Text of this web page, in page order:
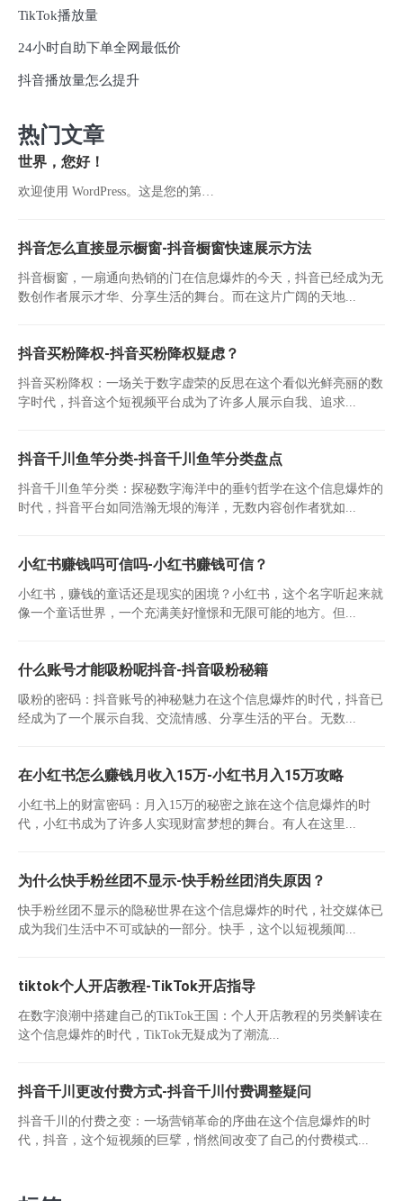
TikTok播放量
24小时自助下单全网最低价
抖音播放量怎么提升
热门文章
世界，您好！
欢迎使用 WordPress。这是您的第…
抖音怎么直接显示橱窗-抖音橱窗快速展示方法
抖音橱窗，一扇通向热销的门在信息爆炸的今天，抖音已经成为无
数创作者展示才华、分享生活的舞台。而在这片广阔的天地...
抖音买粉降权-抖音买粉降权疑虑？
抖音买粉降权：一场关于数字虚荣的反思在这个看似光鲜亮丽的数
字时代，抖音这个短视频平台成为了许多人展示自我、追求...
抖音千川鱼竿分类-抖音千川鱼竿分类盘点
抖音千川鱼竿分类：探秘数字海洋中的垂钓哲学在这个信息爆炸的
时代，抖音平台如同浩瀚无垠的海洋，无数内容创作者犹如...
小红书赚钱吗可信吗-小红书赚钱可信？
小红书，赚钱的童话还是现实的困境？小红书，这个名字听起来就
像一个童话世界，一个充满美好憧憬和无限可能的地方。但...
什么账号才能吸粉呢抖音-抖音吸粉秘籍
吸粉的密码：抖音账号的神秘魅力在这个信息爆炸的时代，抖音已
经成为了一个展示自我、交流情感、分享生活的平台。无数...
在小红书怎么赚钱月收入15万-小红书月入15万攻略
小红书上的财富密码：月入15万的秘密之旅在这个信息爆炸的时
代，小红书成为了许多人实现财富梦想的舞台。有人在这里...
为什么快手粉丝团不显示-快手粉丝团消失原因？
快手粉丝团不显示的隐秘世界在这个信息爆炸的时代，社交媒体已
成为我们生活中不可或缺的一部分。快手，这个以短视频闻...
tiktok个人开店教程-TikTok开店指导
在数字浪潮中搭建自己的TikTok王国：个人开店教程的另类解读在
这个信息爆炸的时代，TikTok无疑成为了潮流...
抖音千川更改付费方式-抖音千川付费调整疑问
抖音千川的付费之变：一场营销革命的序曲在这个信息爆炸的时
代，抖音，这个短视频的巨擘，悄然间改变了自己的付费模式...